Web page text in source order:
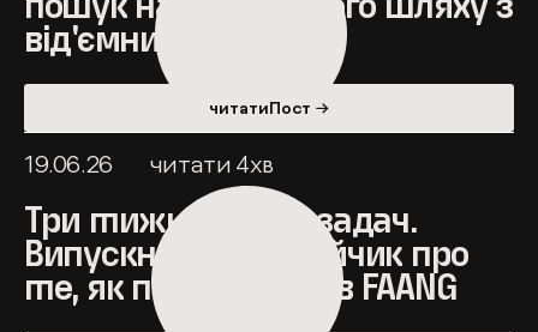
від'ємними вагами
читатиПост →
19.06.26 читати 4хв
Три тижні та 120 задач.
Випускниця Оля Войчик про
те, як потрапити в FAANG